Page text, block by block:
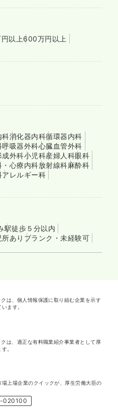
以上600万円以上
科消化器内科循環器内科
呼吸器外科心臓血管外科
成外科小児科産婦人科眼科
・心療内科放射線科麻酔科
アレルギー科
駅徒歩５分以内
あり ブランク・未経験可
は、個人情報保護に取り組む企業を示す
ます。
は、適正な有料職業紹介事業者として厚
。
上場企業のクイックが、厚生労働大臣の
-020100